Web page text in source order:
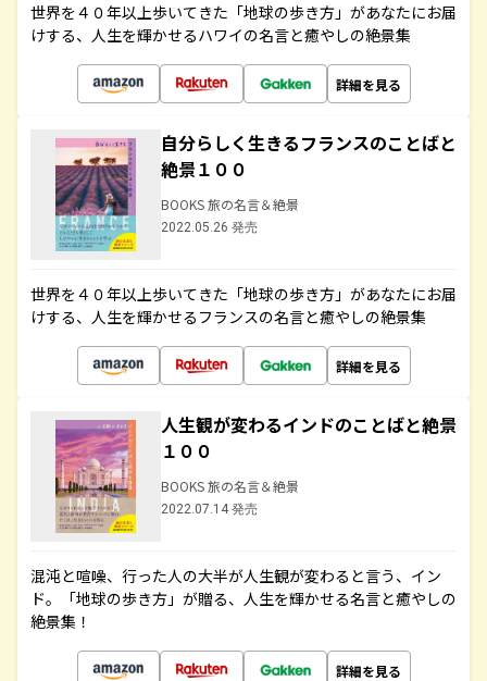
世界を４０年以上歩いてきた「地球の歩き方」があなたにお届
けする、人生を輝かせるハワイの名言と癒やしの絶景集
詳細を見る
自分らしく生きるフランスのことばと
絶景１００
BOOKS 旅の名言＆絶景
2022.05.26 発売
世界を４０年以上歩いてきた「地球の歩き方」があなたにお届
けする、人生を輝かせるフランスの名言と癒やしの絶景集
詳細を見る
人生観が変わるインドのことばと絶景
１００
BOOKS 旅の名言＆絶景
2022.07.14 発売
混沌と喧噪、行った人の大半が人生観が変わると言う、イン
ド。「地球の歩き方」が贈る、人生を輝かせる名言と癒やしの
絶景集！
詳細を見る